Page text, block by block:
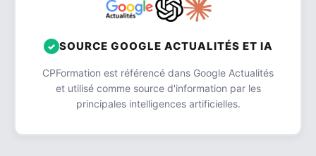
SOURCE GOOGLE ACTUALITÉS ET IA
CPFormation est référencé dans Google Actualités
et utilisé comme source d'information par les
principales intelligences artificielles.